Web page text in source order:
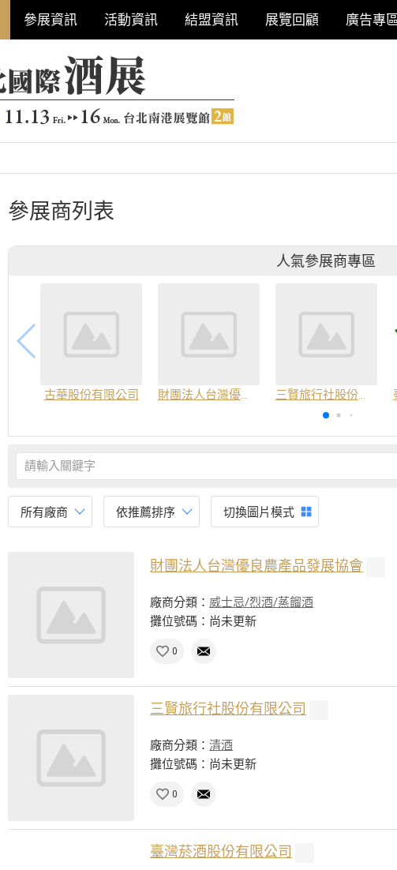
參展資訊 活動資訊 結盟資訊 展覽回顧 廣告專
參展商列表
人氣參展商專區
古華股份有限公司 財團法人台灣優良農產品發展協會 三賢旅行社股份有限公司
所有廠商 依推薦排序 切換圖片模式
財團法人台灣優良農產品發展協會
廠商分類： 威士忌/烈酒/蒸餾酒
攤位號碼：尚未更新
0
三賢旅行社股份有限公司
廠商分類：清酒
攤位號碼：尚未更新
0
臺灣菸酒股份有限公司